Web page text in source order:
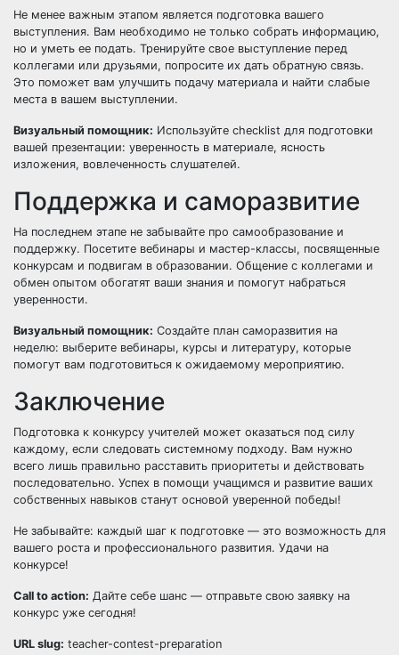
Не менее важным этапом является подготовка вашего
выступления. Вам необходимо не только собрать информацию,
но и уметь ее подать. Тренируйте свое выступление перед
коллегами или друзьями, попросите их дать обратную связь.
Это поможет вам улучшить подачу материала и найти слабые
места в вашем выступлении.
Визуальный помощник: Используйте checklist для подготовки
вашей презентации: уверенность в материале, ясность
изложения, вовлеченность слушателей.
Поддержка и саморазвитие
На последнем этапе не забывайте про самообразование и
поддержку. Посетите вебинары и мастер-классы, посвященные
конкурсам и подвигам в образовании. Общение с коллегами и
обмен опытом обогатят ваши знания и помогут набраться
уверенности.
Визуальный помощник: Создайте план саморазвития на
неделю: выберите вебинары, курсы и литературу, которые
помогут вам подготовиться к ожидаемому мероприятию.
Заключение
Подготовка к конкурсу учителей может оказаться под силу
каждому, если следовать системному подходу. Вам нужно
всего лишь правильно расставить приоритеты и действовать
последовательно. Успех в помощи учащимся и развитие ваших
собственных навыков станут основой уверенной победы!
Не забывайте: каждый шаг к подготовке — это возможность для
вашего роста и профессионального развития. Удачи на
конкурсе!
Call to action: Дайте себе шанс — отправьте свою заявку на
конкурс уже сегодня!
URL slug: teacher-contest-preparation